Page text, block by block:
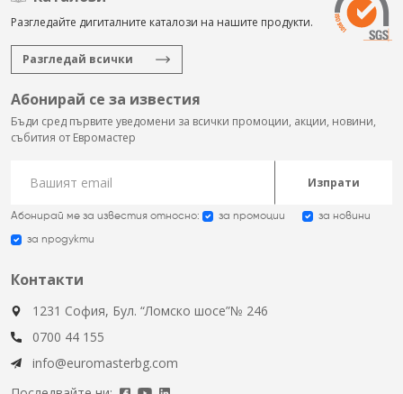
Разгледайте дигиталните каталози на нашите продукти.
Разгледай всички
Абонирай се за известия
Бъди сред първите уведомени за всички промоции, акции, новини,
събития от Евромастер
Изпрати
Абонирай ме за известия относно: за промоции за новини
за продукти
Контакти
1231 София, Бул. “Ломско шосе”№ 246
0700 44 155
info@euromasterbg.com